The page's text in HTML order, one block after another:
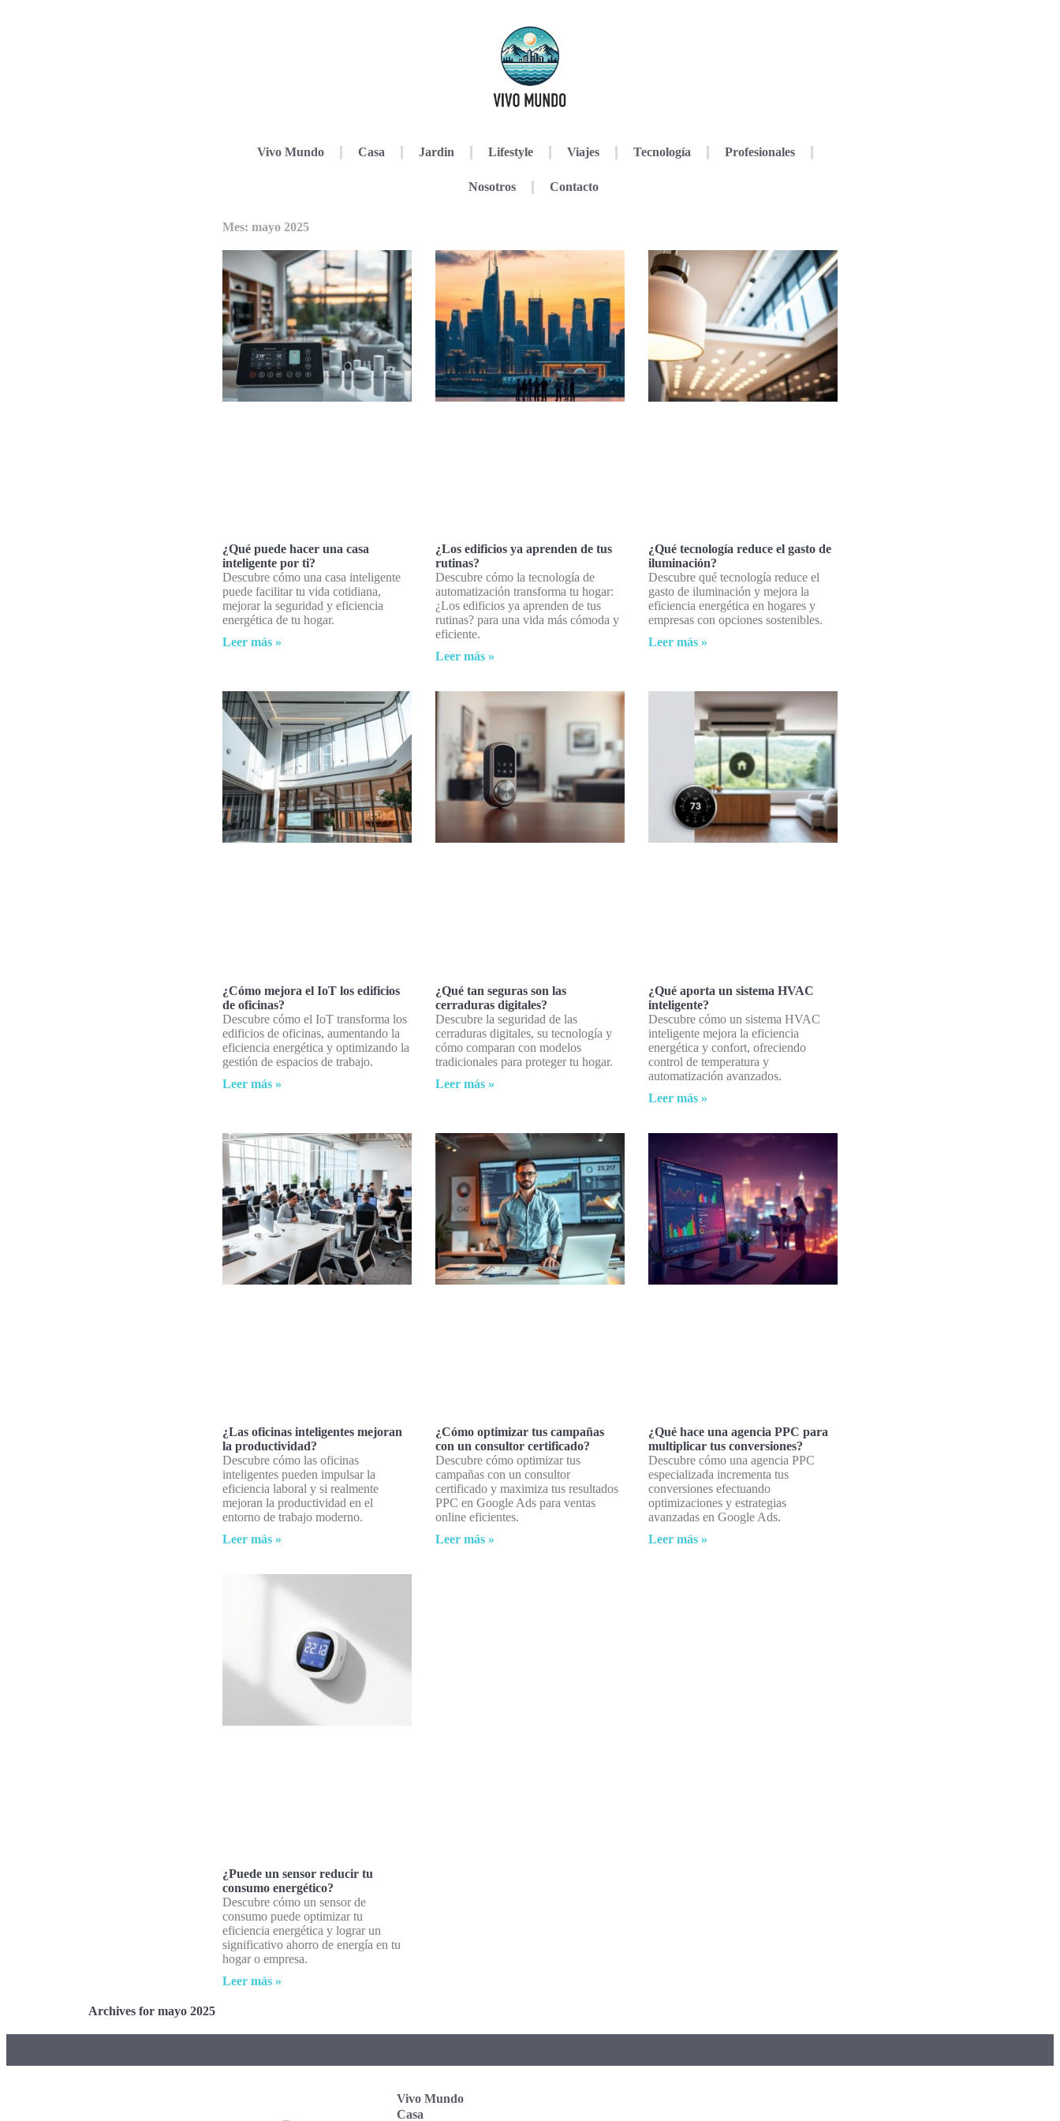
Vivo Mundo Casa Jardin Lifestyle Viajes Tecnología Profesionales
Nosotros Contacto
Mes: mayo 2025
¿Qué puede hacer una casa
inteligente por ti?
Descubre cómo una casa inteligente
puede facilitar tu vida cotidiana,
mejorar la seguridad y eficiencia
energética de tu hogar.
Leer más »
¿Los edificios ya aprenden de tus
rutinas?
Descubre cómo la tecnología de
automatización transforma tu hogar:
¿Los edificios ya aprenden de tus
rutinas? para una vida más cómoda y
eficiente.
Leer más »
¿Qué tecnología reduce el gasto de
iluminación?
Descubre qué tecnología reduce el
gasto de iluminación y mejora la
eficiencia energética en hogares y
empresas con opciones sostenibles.
Leer más »
¿Cómo mejora el IoT los edificios
de oficinas?
Descubre cómo el IoT transforma los
edificios de oficinas, aumentando la
eficiencia energética y optimizando la
gestión de espacios de trabajo.
Leer más »
¿Qué tan seguras son las
cerraduras digitales?
Descubre la seguridad de las
cerraduras digitales, su tecnología y
cómo comparan con modelos
tradicionales para proteger tu hogar.
Leer más »
¿Qué aporta un sistema HVAC
inteligente?
Descubre cómo un sistema HVAC
inteligente mejora la eficiencia
energética y confort, ofreciendo
control de temperatura y
automatización avanzados.
Leer más »
¿Las oficinas inteligentes mejoran
la productividad?
Descubre cómo las oficinas
inteligentes pueden impulsar la
eficiencia laboral y si realmente
mejoran la productividad en el
entorno de trabajo moderno.
Leer más »
¿Cómo optimizar tus campañas
con un consultor certificado?
Descubre cómo optimizar tus
campañas con un consultor
certificado y maximiza tus resultados
PPC en Google Ads para ventas
online eficientes.
Leer más »
¿Qué hace una agencia PPC para
multiplicar tus conversiones?
Descubre cómo una agencia PPC
especializada incrementa tus
conversiones efectuando
optimizaciones y estrategias
avanzadas en Google Ads.
Leer más »
¿Puede un sensor reducir tu
consumo energético?
Descubre cómo un sensor de
consumo puede optimizar tu
eficiencia energética y lograr un
significativo ahorro de energía en tu
hogar o empresa.
Leer más »
Archives for mayo 2025
Vivo Mundo
Casa